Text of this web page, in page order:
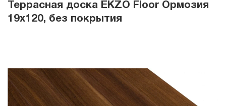
Террасная доска EKZO Floor Ормозия
19х120, без покрытия